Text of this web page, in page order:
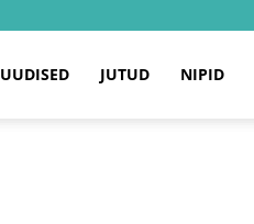
UUDISED JUTUD NIPID